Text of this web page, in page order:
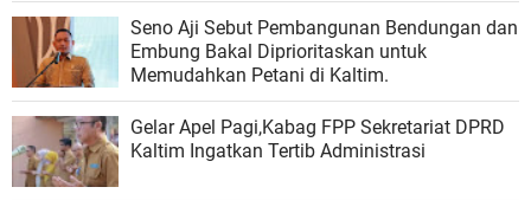
Seno Aji Sebut Pembangunan Bendungan dan
Embung Bakal Diprioritaskan untuk
Memudahkan Petani di Kaltim.
Gelar Apel Pagi,Kabag FPP Sekretariat DPRD
Kaltim Ingatkan Tertib Administrasi